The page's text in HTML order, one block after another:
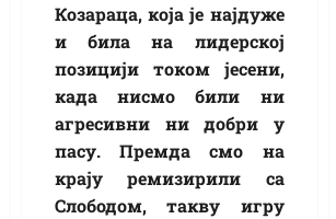
Козараца, која је најдуже
и била на лидерској
позицији током јесени,
када нисмо били ни
агресивни ни добри у
пасу. Премда смо на
крају ремизирили са
Слободом, такву игру